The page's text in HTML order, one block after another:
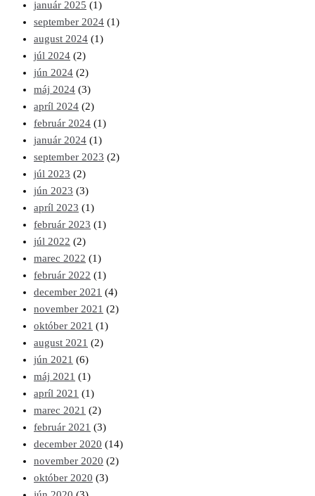
január 2025 (1)
september 2024 (1)
august 2024 (1)
júl 2024 (2)
jún 2024 (2)
máj 2024 (3)
apríl 2024 (2)
február 2024 (1)
január 2024 (1)
september 2023 (2)
júl 2023 (2)
jún 2023 (3)
apríl 2023 (1)
február 2023 (1)
júl 2022 (2)
marec 2022 (1)
február 2022 (1)
december 2021 (4)
november 2021 (2)
október 2021 (1)
august 2021 (2)
jún 2021 (6)
máj 2021 (1)
apríl 2021 (1)
marec 2021 (2)
február 2021 (3)
december 2020 (14)
november 2020 (2)
október 2020 (3)